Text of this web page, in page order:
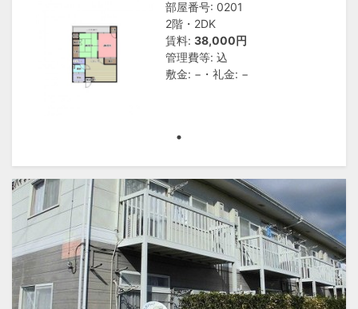
部屋番号: 0201
2階・2DK
賃料: 38,000円
管理費等: 込
敷金: −・礼金: −